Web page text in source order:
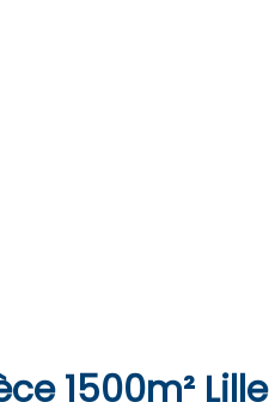
1500m² Lille